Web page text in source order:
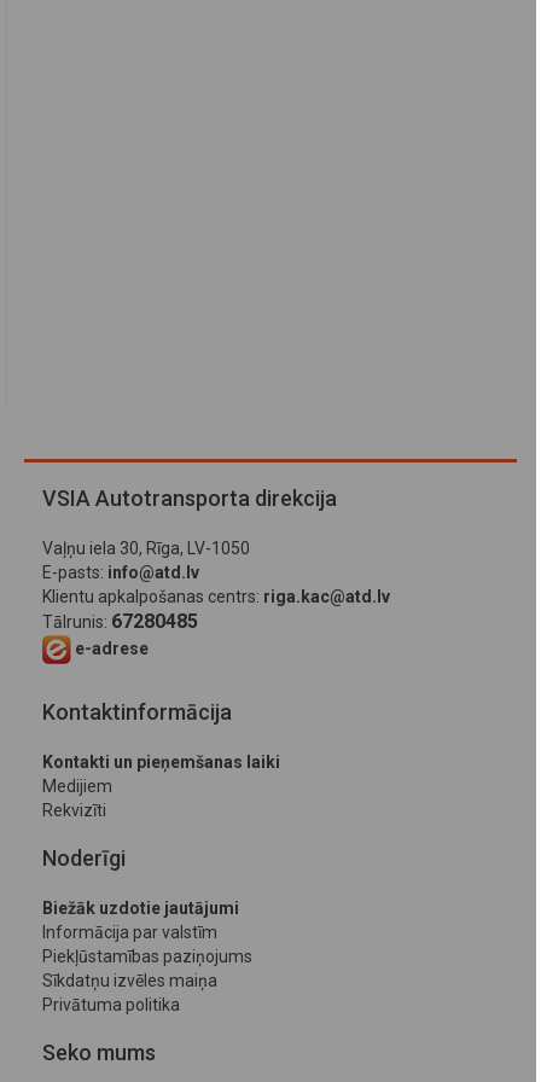
VSIA Autotransporta direkcija
Vaļņu iela 30, Rīga, LV-1050
E-pasts: info@atd.lv
Klientu apkalpošanas centrs: riga.kac@atd.lv
Tālrunis: 67280485
e-adrese
Kontaktinformācija
Kontakti un pieņemšanas laiki
Medijiem
Rekvizīti
Noderīgi
Biežāk uzdotie jautājumi
Informācija par valstīm
Piekļūstamības paziņojums
Sīkdatņu izvēles maiņa
Privātuma politika
Seko mums